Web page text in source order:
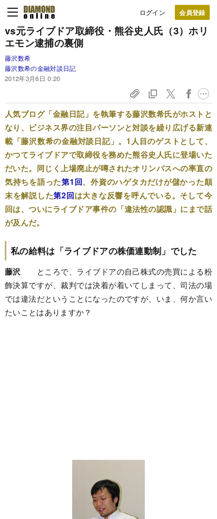
ログイン
vs元ライブドア取締役・熊谷史人氏（3）ホリ
エモン逮捕の裏側
藤沢数希
藤沢数希の金融対談日記
2012年3月6日 0:20
人気ブログ「金融日記」を執筆する藤沢数希氏がホストと
なり、ビジネス界の注目パーソンと対談を繰り広げる新連
載「藤沢数希の金融対談日記」。1人目のゲストとして、
かつてライブドアで取締役を務めた熊谷史人氏に登場いた
だいた。同じく上場廃止が噂されたオリンパスへの率直の
気持ちを語った第1回、外資のハゲタカだけが儲かった顛
末を解説した第2回は大きな反響を呼んでいる。そして今
回は、ついにライブドア事件の「違法性の認識」にまで話
が及んだ。
私の給料は「ライブドアの株価連動制」でした
藤沢 ところで、ライブドアの自己株式の売買による粉
飾決算ですが、裁判では決着が着いてしまって、司法の場
では違法だということになったのですが、いま、何か言い
たいことはありますか？